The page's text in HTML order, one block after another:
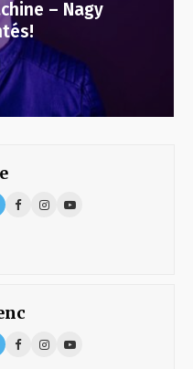
– Nagy